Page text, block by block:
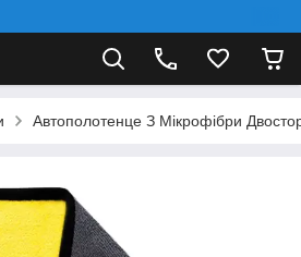
Автополотенце З Мікрофібри